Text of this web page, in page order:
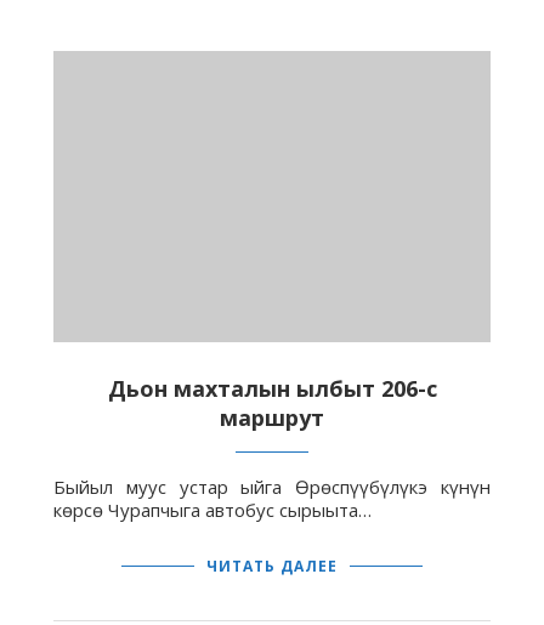
Дьон махталын ылбыт 206-с
маршрут
Быйыл муус устар ыйга Өрөспүүбүлүкэ күнүн
көрсө Чурапчыга автобус сырыыта…
ЧИТАТЬ ДАЛЕЕ